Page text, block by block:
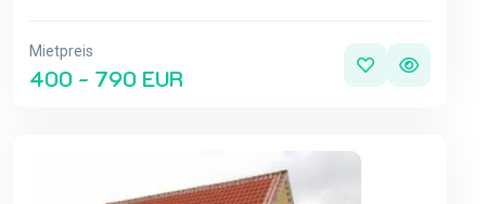
Mietpreis
400 - 790 EUR